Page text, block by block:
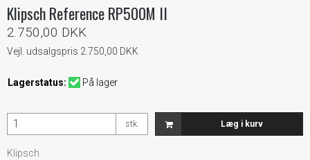
Klipsch Reference RP500M II
2.750,00 DKK
Vejl. udsalgspris 2.750,00 DKK
Lagerstatus: På lager
stk. Læg i kurv
Klipsch